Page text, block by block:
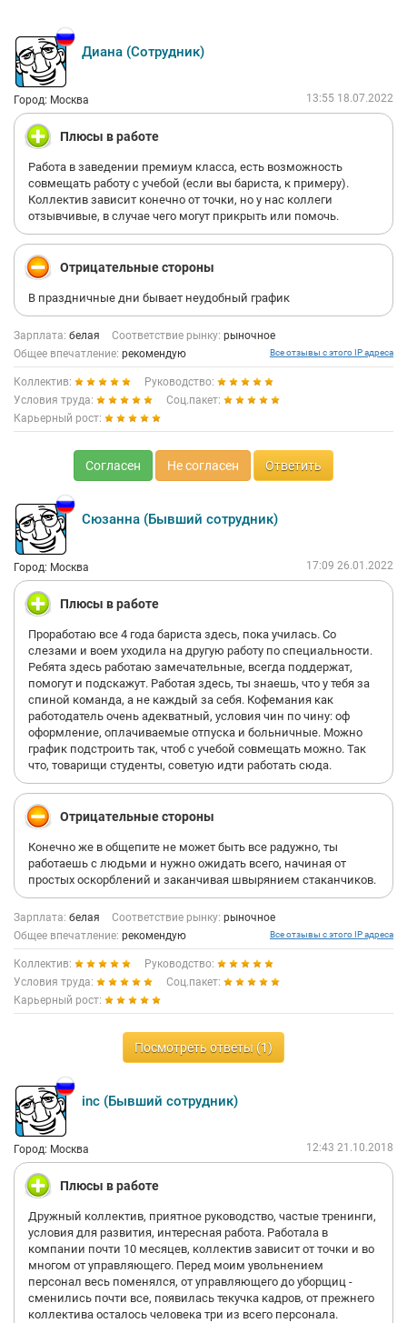
Диана (Сотрудник)
Город: Москва 13:55 18.07.2022
Плюсы в работе
Работа в заведении премиум класса, есть возможность
совмещать работу с учебой (если вы бариста, к примеру).
Коллектив зависит конечно от точки, но у нас коллеги
отзывчивые, в случае чего могут прикрыть или помочь.
Отрицательные стороны
В праздничные дни бывает неудобный график
Зарплата: белая Соответствие рынку: рыночное
Общее впечатление: рекомендую Все отзывы с этого IP адреса
Коллектив:
Руководство:
Условия труда:
Соц.пакет:
Карьерный рост:
Согласен Не согласен Ответить
Сюзанна (Бывший сотрудник)
Город: Москва 17:09 26.01.2022
Плюсы в работе
Проработаю все 4 года бариста здесь, пока училась. Со
слезами и воем уходила на другую работу по специальности.
Ребята здесь работаю замечательные, всегда поддержат,
помогут и подскажут. Работая здесь, ты знаешь, что у тебя за
спиной команда, а не каждый за себя. Кофемания как
работодатель очень адекватный, условия чин по чину: оф
оформление, оплачиваемые отпуска и больничные. Можно
график подстроить так, чтоб с учебой совмещать можно. Так
что, товарищи студенты, советую идти работать сюда.
Отрицательные стороны
Конечно же в общепите не может быть все радужно, ты
работаешь с людьми и нужно ожидать всего, начиная от
простых оскорблений и заканчивая швырянием стаканчиков.
Зарплата: белая Соответствие рынку: рыночное
Общее впечатление: рекомендую Все отзывы с этого IP адреса
Коллектив:
Руководство:
Условия труда:
Соц.пакет:
Карьерный рост:
Посмотреть ответы (1)
inc (Бывший сотрудник)
Город: Москва 12:43 21.10.2018
Плюсы в работе
Дружный коллектив, приятное руководство, частые тренинги,
условия для развития, интересная работа. Работала в
компании почти 10 месяцев, коллектив зависит от точки и во
многом от управляющего. Перед моим увольнением
персонал весь поменялся, от управляющего до уборщиц -
сменились почти все, появилась текучка кадров, от прежнего
коллектива осталось человека три из всего персонала.